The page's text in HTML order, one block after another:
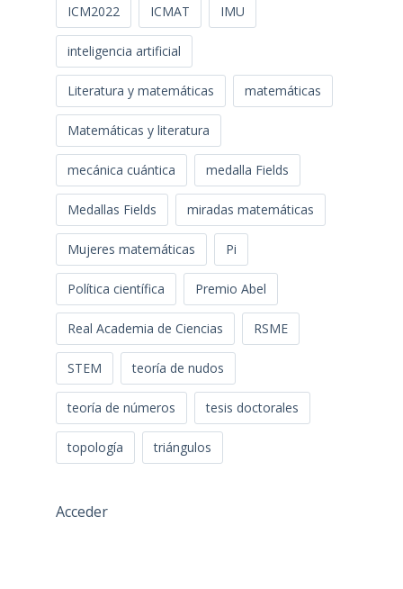
ICM2022 ICMAT IMU
inteligencia artificial
Literatura y matemáticas matemáticas
Matemáticas y literatura
mecánica cuántica medalla Fields
Medallas Fields miradas matemáticas
Mujeres matemáticas Pi
Política científica Premio Abel
Real Academia de Ciencias RSME
STEM teoría de nudos
teoría de números tesis doctorales
topología triángulos
Acceder